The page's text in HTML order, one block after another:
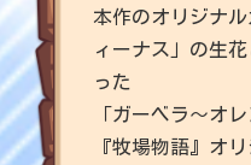
本作のオリジナ
ィーナス」の生
った
「ガーベラ～オ
『牧場物語』オ